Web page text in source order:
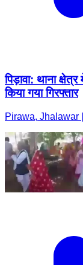
पिड़ावा: थाना
किया गया गिरफ्तार
Pirawa, Jhalawar